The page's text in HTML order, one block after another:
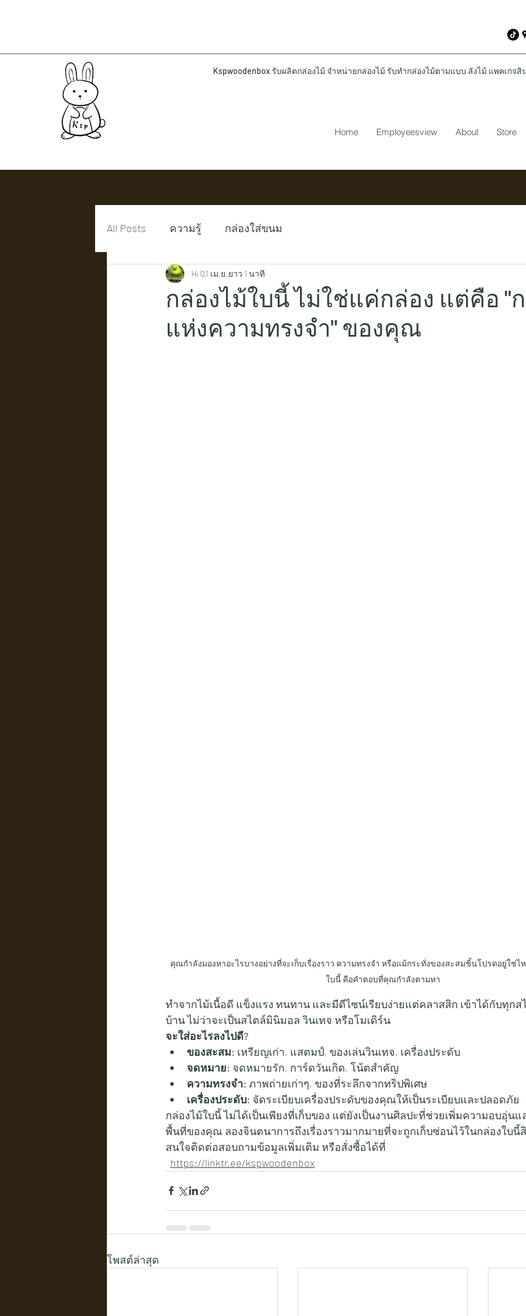
Kspwoodenbox รับผลิตกล่องไม้ จำหน่ายกล่องไม้ รับทำกล่องไม้ตามแบบ ลังไม้ แพคเกจ
Home Employeesview About Store
All Posts ความรู้ กล่องใส่ขนม
กล่องไม้ใบนี้ ไม่ใช่แค่กล่อง แต่คือ "
แห่งความทรงจำ" ของคุณ
Hi Q1 เม.ย. ยาว 1 นาที
คุณกำลังมองหาอะไรบางอย่างที่จะเก็บเรื่องราว ความทรงจำ หรือแม้กระทั่งของสะสมชิ้นโปรดอยู่ใช่ไ
ใบนี้ คือคำตอบที่คุณกำลังตามหา
ทำจากไม้เนื้อดี แข็งแรง ทนทาน และมีดีไซน์เรียบง่ายแต่คลาสสิก เข้าได้กับทุก
บ้าน ไม่ว่าจะเป็นสไตล์มินิมอล วินเทจ หรือโมเดิร์น
จะใส่อะไรลงไปดี?
ของสะสม: เหรียญเก่า, แสตมป์, ของเล่นวินเทจ, เครื่องประดับ
จดหมาย: จดหมายรัก, การ์ดวันเกิด, โน้ตสำคัญ
ความทรงจำ: ภาพถ่ายเก่าๆ, ของที่ระลึกจากทริปพิเศษ
เครื่องประดับ: จัดระเบียบเครื่องประดับของคุณให้เป็นระเบียบและปลอดภัย
กล่องไม้ใบนี้ ไม่ได้เป็นเพียงที่เก็บของ แต่ยังเป็นงานศิลปะที่ช่วยเพิ่มความอบอุ่นแ
พื้นที่ของคุณ ลองจินตนาการถึงเรื่องราวมากมายที่จะถูกเก็บซ่อนไว้ในกล่องใบนี้
สนใจติดต่อสอบถามข้อมูลเพิ่มเติม หรือสั่งซื้อได้ที่
https://linktr.ee/kspwoodenbox
โพสต์ล่าสุด